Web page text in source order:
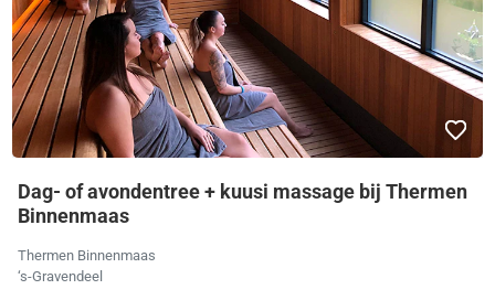
Dag- of avondentree + kuusi massage bij Thermen
Binnenmaas
Thermen Binnenmaas
‘s-Gravendeel